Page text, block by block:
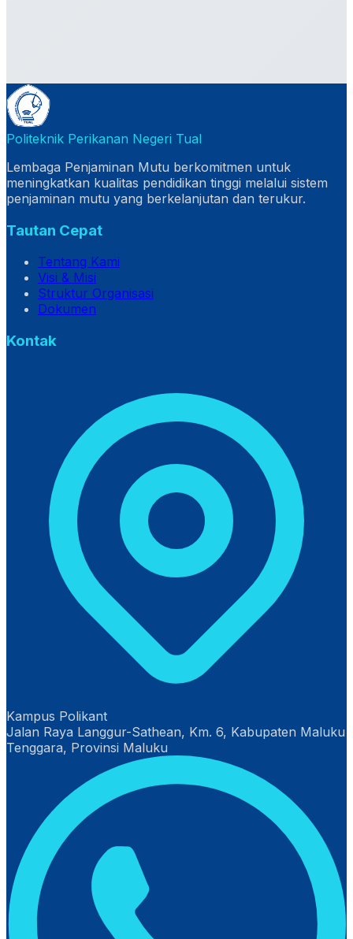
Politeknik Perikanan Negeri Tual
Lembaga Penjaminan Mutu berkomitmen untuk
meningkatkan kualitas pendidikan tinggi melalui sistem
penjaminan mutu yang berkelanjutan dan terukur.
Tautan Cepat
Tentang Kami
Visi & Misi
Struktur Organisasi
Dokumen
Kontak
Kampus Polikant
Jalan Raya Langgur-Sathean, Km. 6, Kabupaten Maluku
Tenggara, Provinsi Maluku